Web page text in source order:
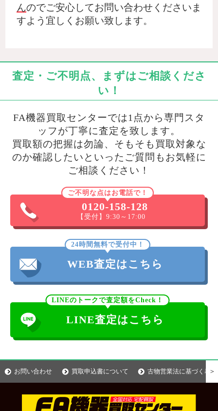
んのでご安心してお問い合わせくださいま
すよう宜しくお願い致します。
査定・ご不明点、まずはご相談くださ
い！
FA機器買取センターでは1点から専門スタ
ッフが丁寧に査定を致します。
買取額の把握は勿論、そもそも買取対象な
のか確認したいといったご質問もお気軽に
ご相談ください！
ご不明な点はお電話で！
0120-158-128
【受付】9:30～17:00
24時間無料で受付中！
WEB査定はこちら
LINEのトークで査定額をCheck！
LINE査定はこちら
お問い合わせ 買取申込書について 古物営業法に基づく表示
＞